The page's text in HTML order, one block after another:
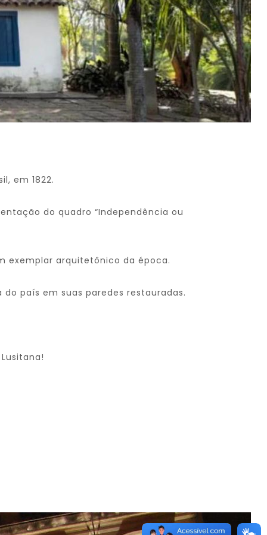
em 1822.
do quadro “Independência ou
exemplar arquitetônico da época.
país em suas paredes restauradas.